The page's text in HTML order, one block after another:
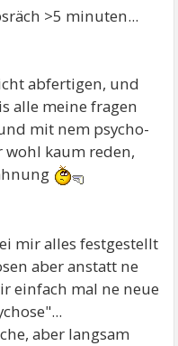
>5 minuten...
abfertigen, und
alle meine fragen
mit nem psycho-
kaum reden,
mir alles festgestellt
aber anstatt ne
einfach mal ne neue
aber langsam